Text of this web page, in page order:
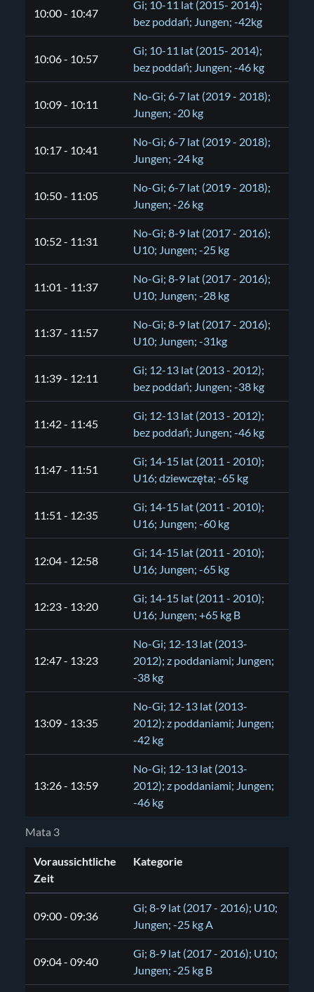
10:00 - 10:47
Gi; 10-11 lat (2015- 2014);
bez poddań; Jungen; -42kg
10:06 - 10:57
Gi; 10-11 lat (2015- 2014);
bez poddań; Jungen; -46 kg
10:09 - 10:11
No-Gi; 6-7 lat (2019 - 2018);
Jungen; -20 kg
10:17 - 10:41
No-Gi; 6-7 lat (2019 - 2018);
Jungen; -24 kg
10:50 - 11:05
No-Gi; 6-7 lat (2019 - 2018);
Jungen; -26 kg
10:52 - 11:31
No-Gi; 8-9 lat (2017 - 2016);
U10; Jungen; -25 kg
11:01 - 11:37
No-Gi; 8-9 lat (2017 - 2016);
U10; Jungen; -28 kg
11:37 - 11:57
No-Gi; 8-9 lat (2017 - 2016);
U10; Jungen; -31kg
11:39 - 12:11
Gi; 12-13 lat (2013 - 2012);
bez poddań; Jungen; -38 kg
11:42 - 11:45
Gi; 12-13 lat (2013 - 2012);
bez poddań; Jungen; -46 kg
11:47 - 11:51
Gi; 14-15 lat (2011 - 2010);
U16; dziewczęta; -65 kg
11:51 - 12:35
Gi; 14-15 lat (2011 - 2010);
U16; Jungen; -60 kg
12:04 - 12:58
Gi; 14-15 lat (2011 - 2010);
U16; Jungen; -65 kg
12:23 - 13:20
Gi; 14-15 lat (2011 - 2010);
U16; Jungen; +65 kg B
12:47 - 13:23
No-Gi; 12-13 lat (2013-
2012); z poddaniami; Jungen;
-38 kg
13:09 - 13:35
No-Gi; 12-13 lat (2013-
2012); z poddaniami; Jungen;
-42 kg
13:26 - 13:59
No-Gi; 12-13 lat (2013-
2012); z poddaniami; Jungen;
-46 kg
Mata 3
Voraussichtliche
Zeit
Kategorie
09:00 - 09:36
Gi; 8-9 lat (2017 - 2016); U10;
Jungen; -25 kg A
09:04 - 09:40
Gi; 8-9 lat (2017 - 2016); U10;
Jungen; -25 kg B